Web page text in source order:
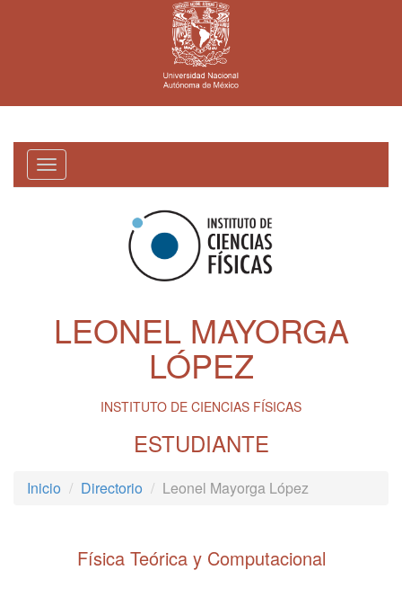
Toggle
navigation
LEONEL MAYORGA
LÓPEZ
INSTITUTO DE CIENCIAS FÍSICAS
ESTUDIANTE
Inicio Directorio Leonel Mayorga López
Física Teórica y Computacional